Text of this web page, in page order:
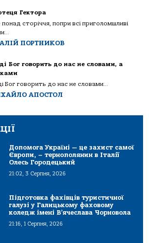
Гектора
сторіччя, попри всі приголомшливі
ПОРТНИКОВ
Бог говорить до нас не словами, а
Бог говорить до нас не словами...
АПОСТОЛ
Допомога Україні — це захист самої
Європи, – тернополянин в Італії
Олесь Городецький
21:02, 3 Серпня, 2026
Підготовка фахівців туристичної
галузі у Галицькому фаховому
коледж імені В’ячеслава Чорновола
21:16, 1 Серпня, 2026